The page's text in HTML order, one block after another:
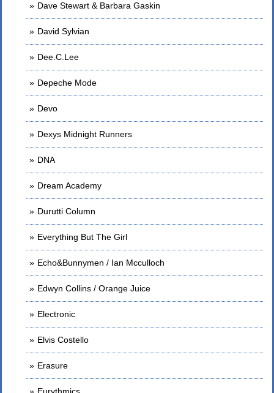
Dave Stewart & Barbara Gaskin
David Sylvian
Dee.C.Lee
Depeche Mode
Devo
Dexys Midnight Runners
DNA
Dream Academy
Durutti Column
Everything But The Girl
Echo&Bunnymen / Ian Mcculloch
Edwyn Collins / Orange Juice
Electronic
Elvis Costello
Erasure